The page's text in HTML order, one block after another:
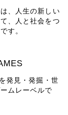
、人生の新しい
、人と社会をつ
す。
発見・発掘・世
ムレーベルで